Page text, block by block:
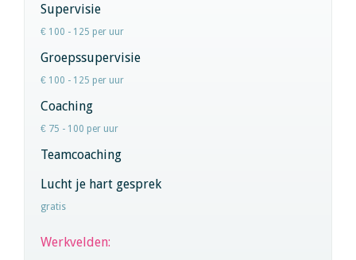
Supervisie
€ 100 - 125 per uur
Groepssupervisie
€ 100 - 125 per uur
Coaching
€ 75 - 100 per uur
Teamcoaching
Lucht je hart gesprek
gratis
Werkvelden: